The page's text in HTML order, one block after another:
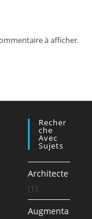
à afficher.
Recher
Che
Avec
Sujets
Architecte
(1)
Augmenta